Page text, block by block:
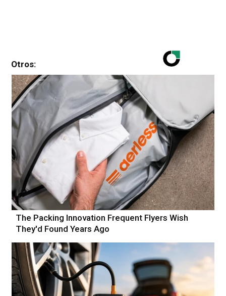
Otros:
The Packing Innovation Frequent Flyers Wish
They'd Found Years Ago